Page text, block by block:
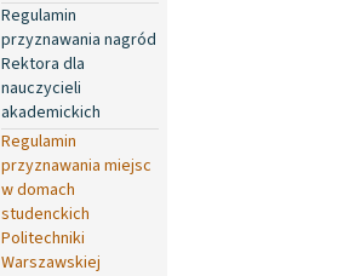
Regulamin
przyznawania nagród
Rektora dla
nauczycieli
akademickich
Regulamin
przyznawania miejsc
w domach
studenckich
Politechniki
Warszawskiej